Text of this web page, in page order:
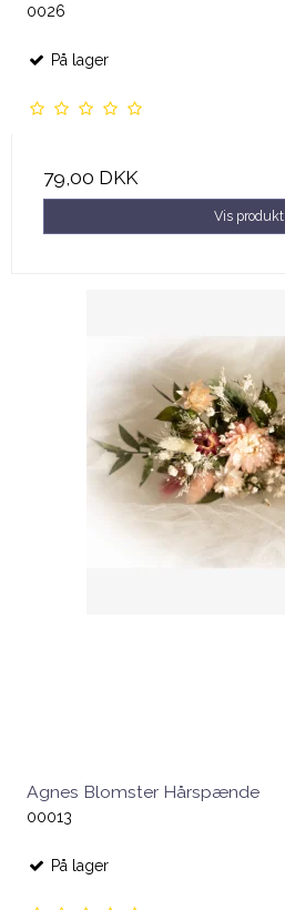
0026
På lager
79,00 DKK
Vis produkt
Agnes Blomster Hårspænde
00013
På lager